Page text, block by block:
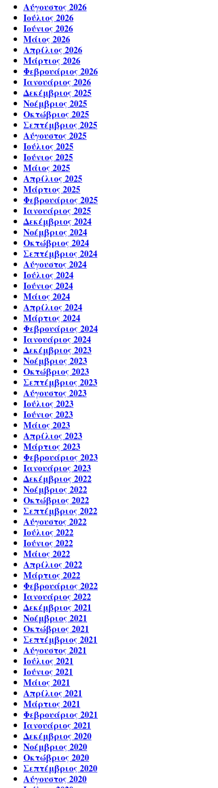
Αύγουστος 2026
Ιούλιος 2026
Ιούνιος 2026
Μάιος 2026
Απρίλιος 2026
Μάρτιος 2026
Φεβρουάριος 2026
Ιανουάριος 2026
Δεκέμβριος 2025
Νοέμβριος 2025
Οκτώβριος 2025
Σεπτέμβριος 2025
Αύγουστος 2025
Ιούλιος 2025
Ιούνιος 2025
Μάιος 2025
Απρίλιος 2025
Μάρτιος 2025
Φεβρουάριος 2025
Ιανουάριος 2025
Δεκέμβριος 2024
Νοέμβριος 2024
Οκτώβριος 2024
Σεπτέμβριος 2024
Αύγουστος 2024
Ιούλιος 2024
Ιούνιος 2024
Μάιος 2024
Απρίλιος 2024
Μάρτιος 2024
Φεβρουάριος 2024
Ιανουάριος 2024
Δεκέμβριος 2023
Νοέμβριος 2023
Οκτώβριος 2023
Σεπτέμβριος 2023
Αύγουστος 2023
Ιούλιος 2023
Ιούνιος 2023
Μάιος 2023
Απρίλιος 2023
Μάρτιος 2023
Φεβρουάριος 2023
Ιανουάριος 2023
Δεκέμβριος 2022
Νοέμβριος 2022
Οκτώβριος 2022
Σεπτέμβριος 2022
Αύγουστος 2022
Ιούλιος 2022
Ιούνιος 2022
Μάιος 2022
Απρίλιος 2022
Μάρτιος 2022
Φεβρουάριος 2022
Ιανουάριος 2022
Δεκέμβριος 2021
Νοέμβριος 2021
Οκτώβριος 2021
Σεπτέμβριος 2021
Αύγουστος 2021
Ιούλιος 2021
Ιούνιος 2021
Μάιος 2021
Απρίλιος 2021
Μάρτιος 2021
Φεβρουάριος 2021
Ιανουάριος 2021
Δεκέμβριος 2020
Νοέμβριος 2020
Οκτώβριος 2020
Σεπτέμβριος 2020
Αύγουστος 2020